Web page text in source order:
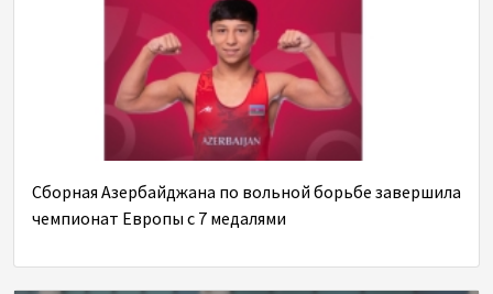
Сборная Азербайджана по вольной борьбе завершила
чемпионат Европы с 7 медалями